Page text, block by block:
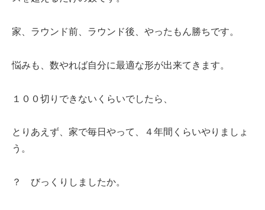
家、ラウンド前、ラウンド後、やったもん勝ちです。
悩みも、数やれば自分に最適な形が出来てきます。
１００切りできないくらいでしたら、
とりあえず、家で毎日やって、４年間くらいやりましょ
う。
？ びっくりしましたか。